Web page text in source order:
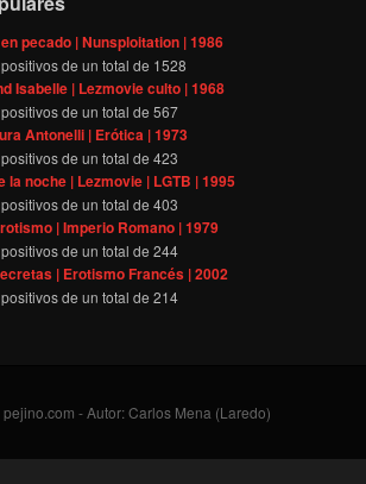
pecado | Nunsploitation | 1986
de un total de 1528
Isabelle | Lezmovie culto | 1968
de un total de567
Antonelli | Erótica | 1973
de un total de423
la noche | Lezmovie | LGTB | 1995
de un total de403
| Imperio Romano | 1979
de un total de244
| Erotismo Francés | 2002
de un total de214
- Autor: Carlos Mena (Laredo)